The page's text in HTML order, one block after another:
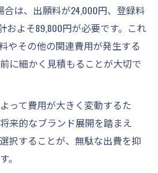
は、出願料が24,000円、登録料
およそ89,800円が必要です。これ
やその他の関連費用が発生する
に細かく見積もることが大切で
って費用が大きく変動するた
来的なブランド展開を踏まえ
択することが、無駄な出費を抑
。